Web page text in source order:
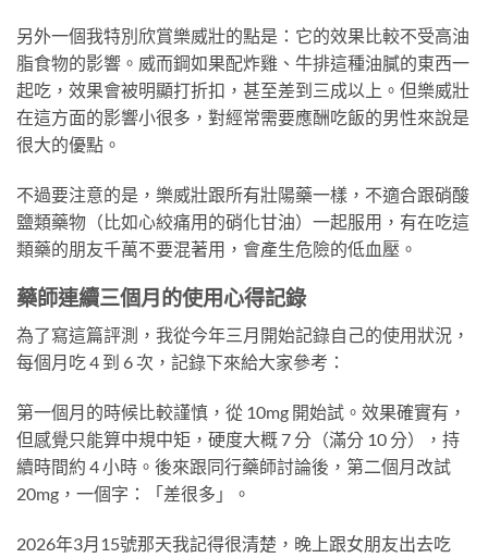
另外一個我特別欣賞樂威壯的點是：它的效果比較不受高油
脂食物的影響。威而鋼如果配炸雞、牛排這種油膩的東西一
起吃，效果會被明顯打折扣，甚至差到三成以上。但樂威壯
在這方面的影響小很多，對經常需要應酬吃飯的男性來說是
很大的優點。
不過要注意的是，樂威壯跟所有壯陽藥一樣，不適合跟硝酸
鹽類藥物（比如心絞痛用的硝化甘油）一起服用，有在吃這
類藥的朋友千萬不要混著用，會產生危險的低血壓。
藥師連續三個月的使用心得記錄
為了寫這篇評測，我從今年三月開始記錄自己的使用狀況，
每個月吃 4 到 6 次，記錄下來給大家參考：
第一個月的時候比較謹慎，從 10mg 開始試。效果確實有，
但感覺只能算中規中矩，硬度大概 7 分（滿分 10 分），持
續時間約 4 小時。後來跟同行藥師討論後，第二個月改試
20mg，一個字：「差很多」。
2026年3月15號那天我記得很清楚，晚上跟女朋友出去吃